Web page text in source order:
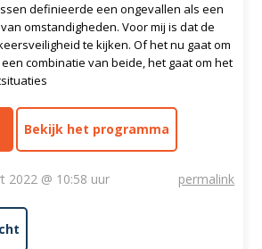
definieerde een ongevallen als een
omstandigheden. Voor mij is dat de
te kijken. Of het nu gaat om
combinatie van beide, het gaat om het
Bekijk het programma
2022 @ 10:58 uur permalink